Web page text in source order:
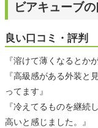
ビアキューブ
良い口コミ・評判
『溶けて薄くなるとか
『高級感がある外装と
ってます』
『冷えてるものを継続
高いと感じました。』